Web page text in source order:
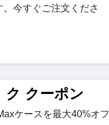
今すぐご注文くださ
ク クーポン
ケースを最大40%オフ